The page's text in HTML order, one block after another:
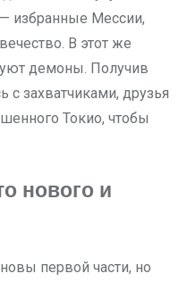
избранные Мессии,
В этот же
демоны. Получив
с захватчиками, друзья
Токио, чтобы
нового и
первой части, но